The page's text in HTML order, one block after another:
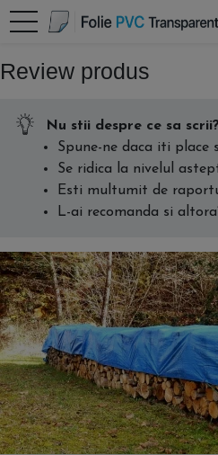
Review produs
Nu stii despre ce sa scrii?
Spune-ne daca iti place
Se ridica la nivelul
Esti multumit de
L-ai recomanda si